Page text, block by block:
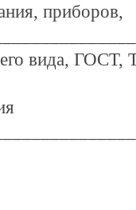
приборов,
вида, ГОСТ,